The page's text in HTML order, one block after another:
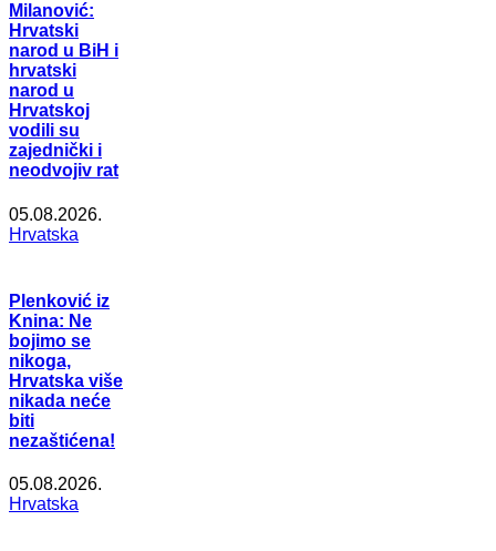
Milanović:
Hrvatski
narod u BiH i
hrvatski
narod u
Hrvatskoj
vodili su
zajednički i
neodvojiv rat
05.08.2026.
Hrvatska
Plenković iz
Knina: Ne
bojimo se
nikoga,
Hrvatska više
nikada neće
biti
nezaštićena!
05.08.2026.
Hrvatska